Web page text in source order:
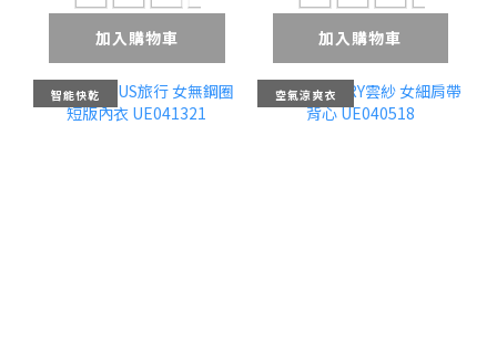
加入購物車 加入購物車
智能快乾 空氣涼爽衣